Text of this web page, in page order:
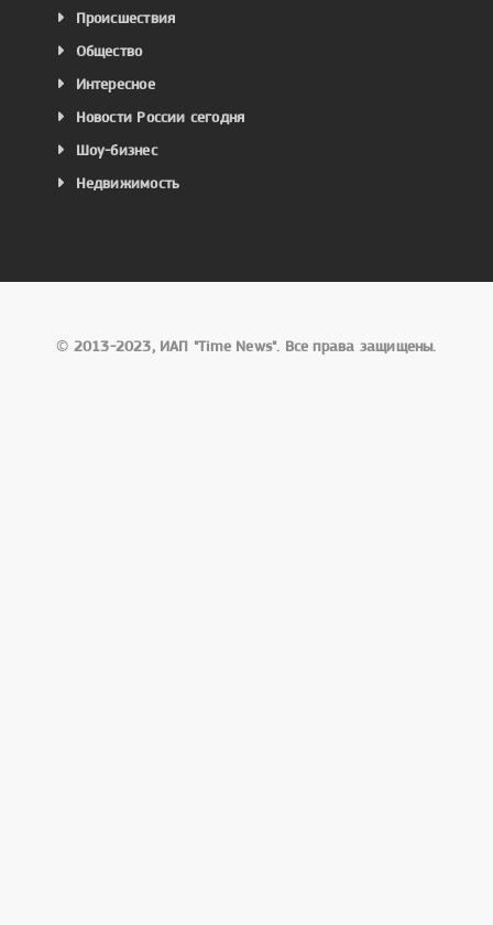
Происшествия
Общество
Интересное
Новости России сегодня
Шоу-бизнес
Недвижимость
© 2013-2023, ИАП "Time News". Все права защищены.